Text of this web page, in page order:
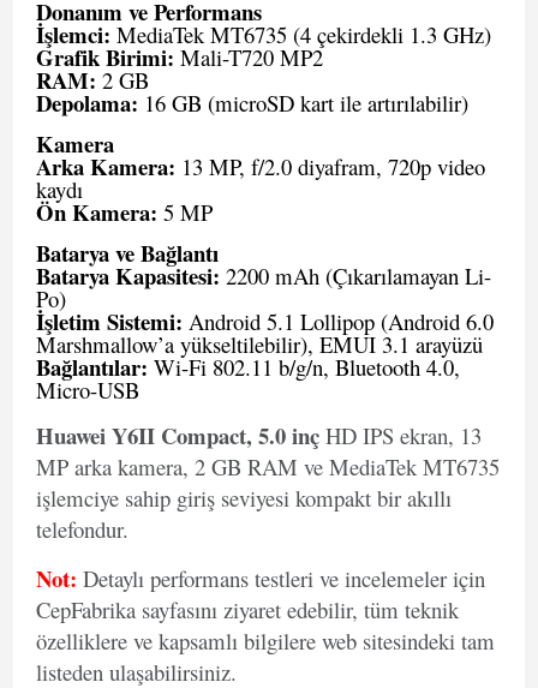
Donanım ve Performans
İşlemci: MediaTek MT6735 (4 çekirdekli 1.3 GHz)
Grafik Birimi: Mali-T720 MP2
RAM: 2 GB
Depolama: 16 GB (microSD kart ile artırılabilir)
Kamera
Arka Kamera: 13 MP, f/2.0 diyafram, 720p video
kaydı
Ön Kamera: 5 MP
Batarya ve Bağlantı
Batarya Kapasitesi: 2200 mAh (Çıkarılamayan Li-
Po)
İşletim Sistemi: Android 5.1 Lollipop (Android 6.0
Marshmallow’a yükseltilebilir), EMUI 3.1 arayüzü
Bağlantılar: Wi-Fi 802.11 b/g/n, Bluetooth 4.0,
Micro-USB
Huawei Y6II Compact, 5.0 inç HD IPS ekran, 13
MP arka kamera, 2 GB RAM ve MediaTek MT6735
işlemciye sahip giriş seviyesi kompakt bir akıllı
telefondur.
Not: Detaylı performans testleri ve incelemeler için
CepFabrika sayfasını ziyaret edebilir, tüm teknik
özelliklere ve kapsamlı bilgilere web sitesindeki tam
listeden ulaşabilirsiniz.